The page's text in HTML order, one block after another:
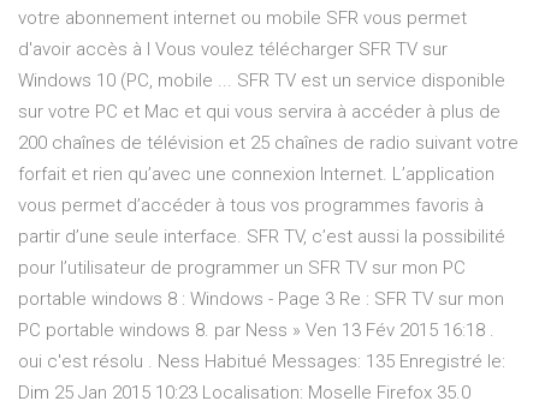
votre abonnement internet ou mobile SFR vous permet
d'avoir accès à l Vous voulez télécharger SFR TV sur
Windows 10 (PC, mobile ... SFR TV est un service disponible
sur votre PC et Mac et qui vous servira à accéder à plus de
200 chaînes de télévision et 25 chaînes de radio suivant votre
forfait et rien qu’avec une connexion Internet. L’application
vous permet d’accéder à tous vos programmes favoris à
partir d’une seule interface. SFR TV, c’est aussi la possibilité
pour l’utilisateur de programmer un SFR TV sur mon PC
portable windows 8 : Windows - Page 3 Re : SFR TV sur mon
PC portable windows 8. par Ness » Ven 13 Fév 2015 16:18 .
oui c'est résolu . Ness Habitué Messages: 135 Enregistré le:
Dim 25 Jan 2015 10:23 Localisation: Moselle Firefox 35.0